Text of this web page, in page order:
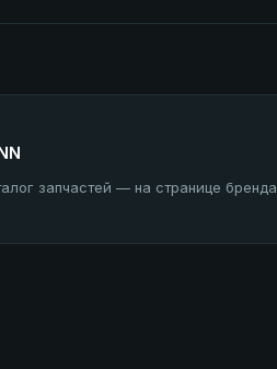
запчастей — на странице бренда